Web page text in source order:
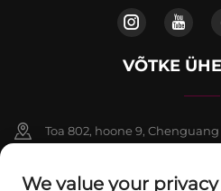
VÕTKE
Toa 802, hoone 9,
We value your privacy